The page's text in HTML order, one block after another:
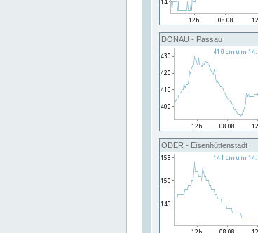
DONAU - Passau
ODER - Eisenhüttenstadt